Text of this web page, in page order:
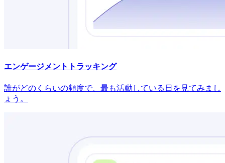
エンゲージメントトラッキング
誰がどのくらいの頻度で、最も活動している日を見てみまし
ょう。